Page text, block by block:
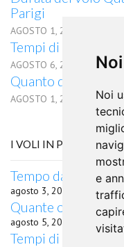
Noi
e
Parigi
AGOSTO 1, 2026
Tempi di
AGOSTO 6, 2026
Quanto dura il volo
AGOSTO 1, 2026
I VOLI IN PARTENZA
Tempo da Vitoria a
agosto 3, 2026
Quante ore di volo
agosto 5, 2026
Tempi di